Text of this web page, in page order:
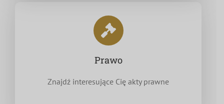
Prawo
Znajdź interesujące Cię akty prawne